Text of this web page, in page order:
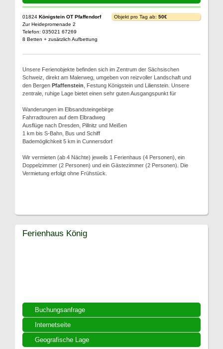
01824 Königstein OT Pfaffendorf
Zur Heidepromenade 2
Telefon: 035021 67269
8 Betten + zusätzlich Aufbettung
Objekt pro Tag ab: 50€
Unsere Ferienobjekte befinden sich im Zentrum der Sächsischen
Schweiz, direkt am Malerweg, umgeben von reizvoller Landschaft und
den Bergen Pfaffenstein , Festung Königstein und Lilienstein. Unsere
zentrale, ruhige Lage bietet einen sehr guten Ausgangspunkt für
Wanderungen im Elbsandsteingebirge
Fahrradtouren auf dem Elbradweg
Ausflüge nach Dresden, Pillnitz und Meißen
1 km bis S-Bahn, Bus und Schiff
Bademöglichkeit 5 km in Cunnersdorf
Wir vermieten (ab 4 Nächte) jeweils 1 Ferienhaus (4 Personen), ein
Doppelzimmer (2 Personen) und ein Gästezimmer (2 Personen). Die
Vermietung erfolgt ohne Frühstück.
Buchungsanfrage
Internetseite
Geografische Lage
Ferienhaus König